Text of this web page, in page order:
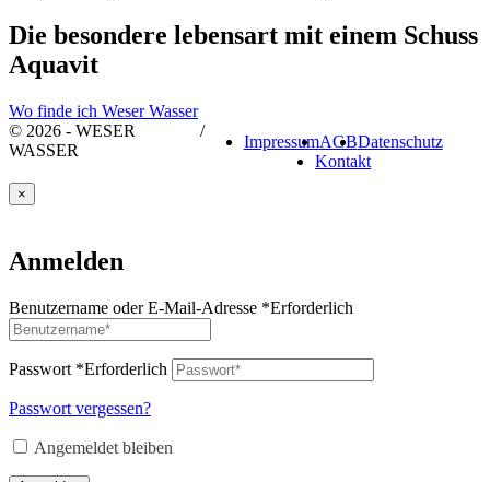
Die besondere lebensart mit einem Schuss
Aquavit
Wo finde ich Weser Wasser
© 2026 - WESER
WASSER
/
ImpressumAGBDatenschutz
Kontakt
×
Anmelden
Benutzername oder E-Mail-Adresse *Erforderlich
Passwort *Erforderlich
Passwort vergessen?
Angemeldet bleiben